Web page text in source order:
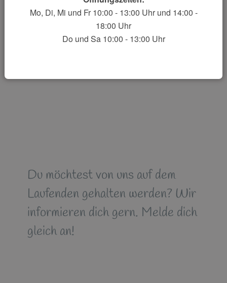
Du möchtest von uns auf dem
Laufenden gehalten werden? Wir
informieren dich gern. Melde dich
gleich an!
Mo, Di, Mi und Fr 10:00 - 13:00 Uhr und 14:00 -
18:00 Uhr
Do und Sa 10:00 - 13:00 Uhr